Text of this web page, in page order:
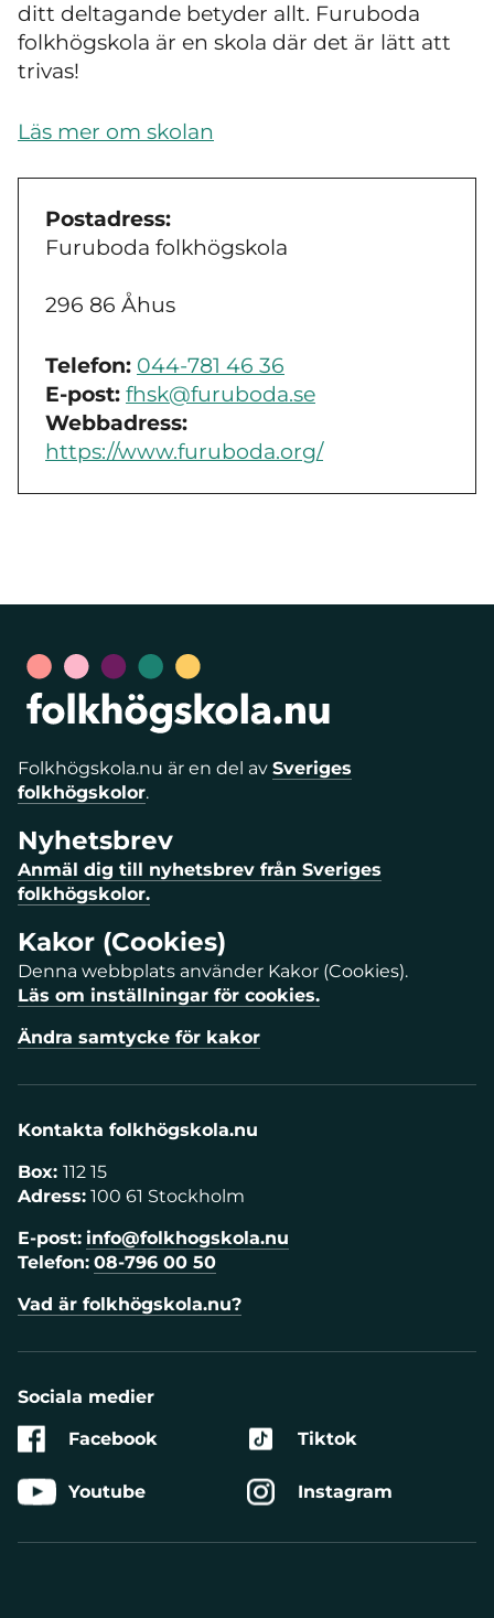
ditt deltagande betyder allt. Furuboda
folkhögskola är en skola där det är lätt att
trivas!
Läs mer om skolan
Postadress:
Furuboda folkhögskola
296 86 Åhus
Telefon: 044-781 46 36
E-post: fhsk@furuboda.se
Webbadress:
https://www.furuboda.org/
Folkhögskola.nu är en del av Sveriges
folkhögskolor.
Nyhetsbrev
Anmäl dig till nyhetsbrev från Sveriges
folkhögskolor.
Kakor (Cookies)
Denna webbplats använder Kakor (Cookies).
Läs om inställningar för cookies.
Ändra samtycke för kakor
Kontakta folkhögskola.nu
Box: 112 15
Adress: 100 61 Stockholm
E-post: info@folkhogskola.nu
Telefon: 08-796 00 50
Vad är folkhögskola.nu?
Sociala medier
Facebook
Youtube
Tiktok
Instagram